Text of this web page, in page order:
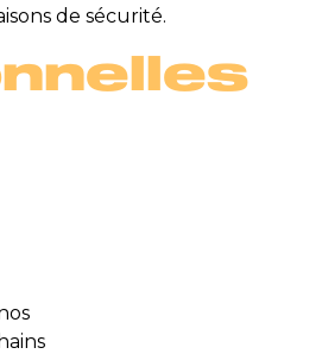
de sécurité.